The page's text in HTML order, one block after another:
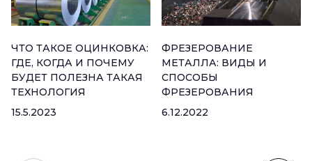
ЧТО ТАКОЕ ОЦИНКОВКА:
ГДЕ, КОГДА И ПОЧЕМУ
БУДЕТ ПОЛЕЗНА ТАКАЯ
ТЕХНОЛОГИЯ
15.5.2023
ФРЕЗЕРОВАНИЕ
МЕТАЛЛА: ВИДЫ И
СПОСОБЫ
ФРЕЗЕРОВАНИЯ
6.12.2022